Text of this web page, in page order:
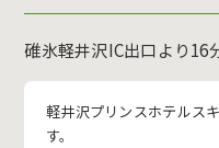
碓氷軽井沢IC出口より16
軽井沢プリンスホテルス
す。